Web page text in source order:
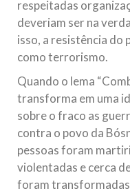
respeitadas
deveriam ser na
isso, a resistência
como terrorismo.
Quando o lema
transforma em uma
sobre o fraco as
contra o povo da
pessoas foram
violentadas e cerca
foram